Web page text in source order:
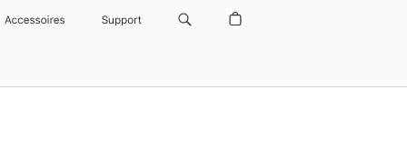
Accessoires Support